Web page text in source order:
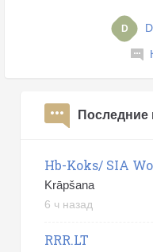
D
Последние
Hb-Koks/ SIA
Krāpšana
6 ч назад
RRR.LT